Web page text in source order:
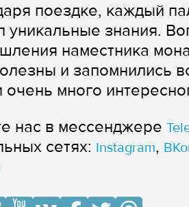
поездке, каждый
уникальные знания.
наместника
и запомнились
очень много
нас в мессенджере
сетях: Instagram,